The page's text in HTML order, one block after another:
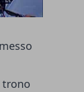
trono